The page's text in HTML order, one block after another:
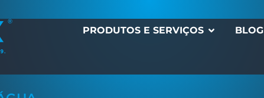
PRODUTOS E SERVIÇOS BLOG